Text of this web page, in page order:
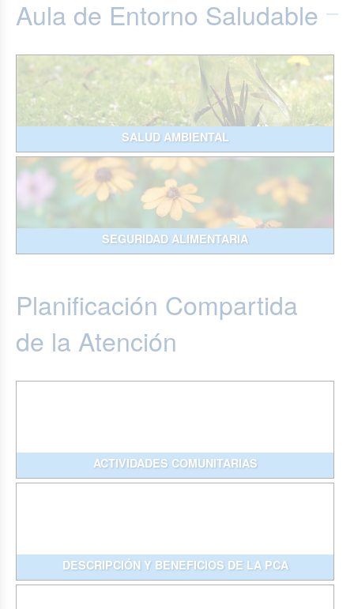
Aula de Entorno Saludable
SALUD AMBIENTAL
SEGURIDAD ALIMENTARIA
Planificación Compartida
de la Atención
ACTIVIDADES COMUNITARIAS
DESCRIPCIÓN Y BENEFICIOS DE LA PCA